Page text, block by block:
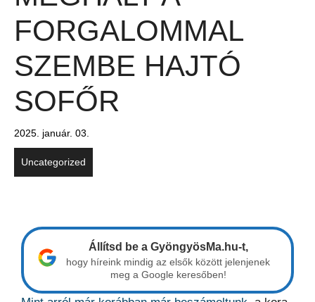
FORGALOMMAL
SZEMBE HAJTÓ
SOFŐR
2025. január. 03.
Uncategorized
Állítsd be a GyöngyösMa.hu-t,
hogy híreink mindig az elsők között jelenjenek
meg a Google keresőben!